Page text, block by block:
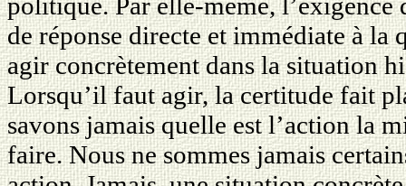
de réponse directe et immédiate à la
agir concrètement dans la situation
Lorsqu’il faut agir, la certitude fait
savons jamais quelle est l’action la
faire. Nous ne sommes jamais